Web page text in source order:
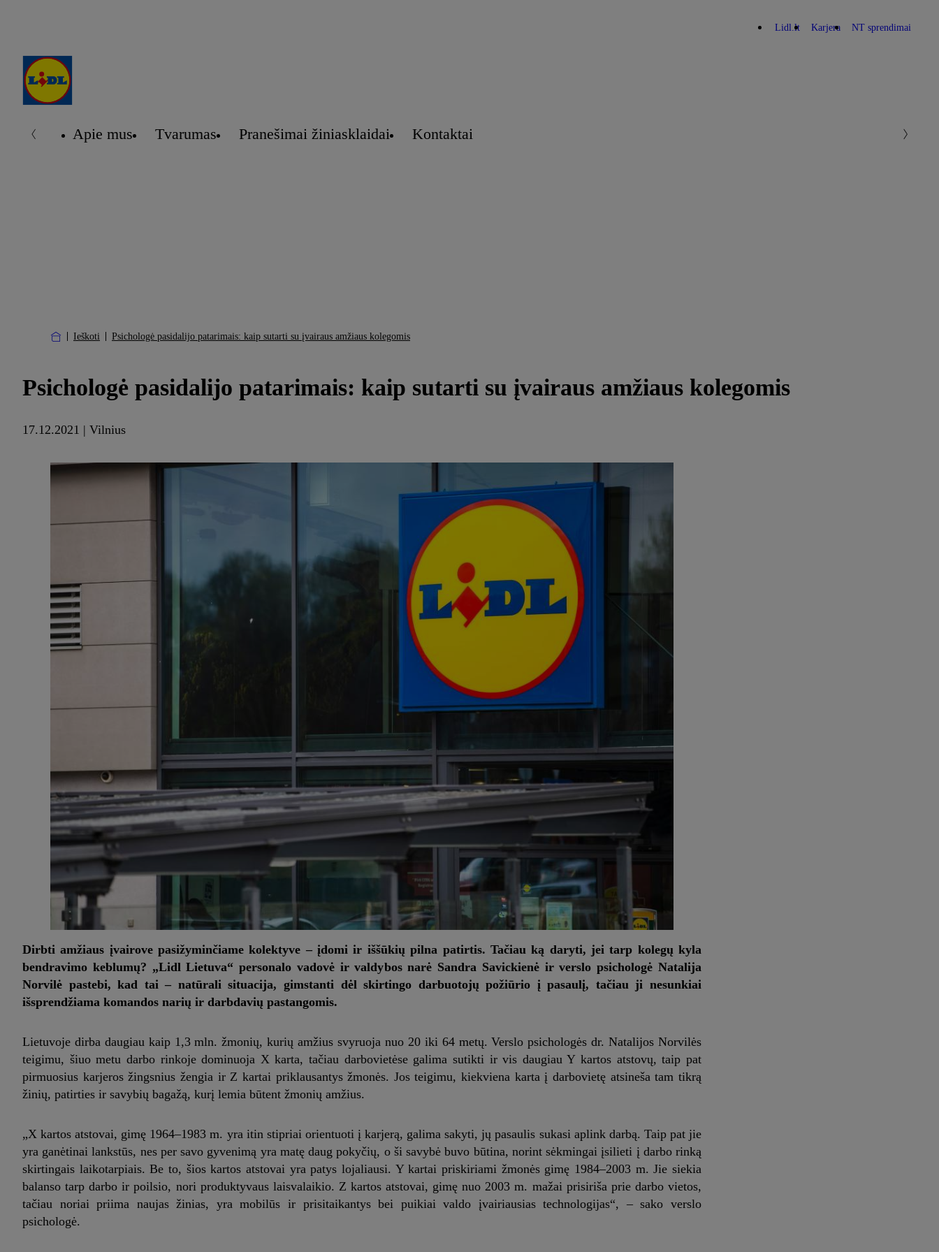
Lidl.lt Karjera NT sprendimai
Apie mus Tvarumas Pranešimai žiniasklaidai Kontaktai
Ieškoti Psichologė pasidalijo patarimais: kaip sutarti su įvairaus amžiaus kolegomis
Psichologė pasidalijo patarimais: kaip sutarti su įvairaus amžiaus kolegomis
17.12.2021 | Vilnius
Dirbti amžiaus įvairove pasižyminčiame kolektyve – įdomi ir iššūkių pilna patirtis. Tačiau ką daryti, jei tarp kolegų kyla
bendravimo keblumų? „Lidl Lietuva“ personalo vadovė ir valdybos narė Sandra Savickienė ir verslo psichologė Natalija
Norvilė pastebi, kad tai – natūrali situacija, gimstanti dėl skirtingo darbuotojų požiūrio į pasaulį, tačiau ji nesunkiai
išsprendžiama komandos narių ir darbdavių pastangomis.
Lietuvoje dirba daugiau kaip 1,3 mln. žmonių, kurių amžius svyruoja nuo 20 iki 64 metų. Verslo psichologės dr. Natalijos Norvilės
teigimu, šiuo metu darbo rinkoje dominuoja X karta, tačiau darbovietėse galima sutikti ir vis daugiau Y kartos atstovų, taip pat
pirmuosius karjeros žingsnius žengia ir Z kartai priklausantys žmonės. Jos teigimu, kiekviena karta į darbovietę atsineša tam tikrą
žinių, patirties ir savybių bagažą, kurį lemia būtent žmonių amžius.
„X kartos atstovai, gimę 1964–1983 m. yra itin stipriai orientuoti į karjerą, galima sakyti, jų pasaulis sukasi aplink darbą. Taip pat jie
yra ganėtinai lankstūs, nes per savo gyvenimą yra matę daug pokyčių, o ši savybė buvo būtina, norint sėkmingai įsilieti į darbo rinką
skirtingais laikotarpiais. Be to, šios kartos atstovai yra patys lojaliausi. Y kartai priskiriami žmonės gimę 1984–2003 m. Jie siekia
balanso tarp darbo ir poilsio, nori produktyvaus laisvalaikio. Z kartos atstovai, gimę nuo 2003 m. mažai prisiriša prie darbo vietos,
tačiau noriai priima naujas žinias, yra mobilūs ir prisitaikantys bei puikiai valdo įvairiausias technologijas“, – sako verslo
psichologė.